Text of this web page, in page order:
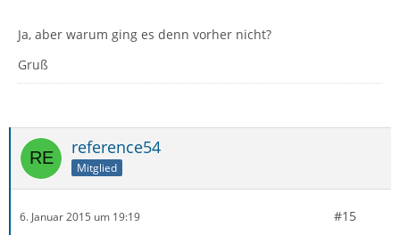
Ja, aber warum ging es denn vorher nicht?
Gruß
reference54
Mitglied
6. Januar 2015 um 19:19 #15